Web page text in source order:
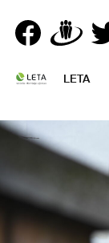
LETA